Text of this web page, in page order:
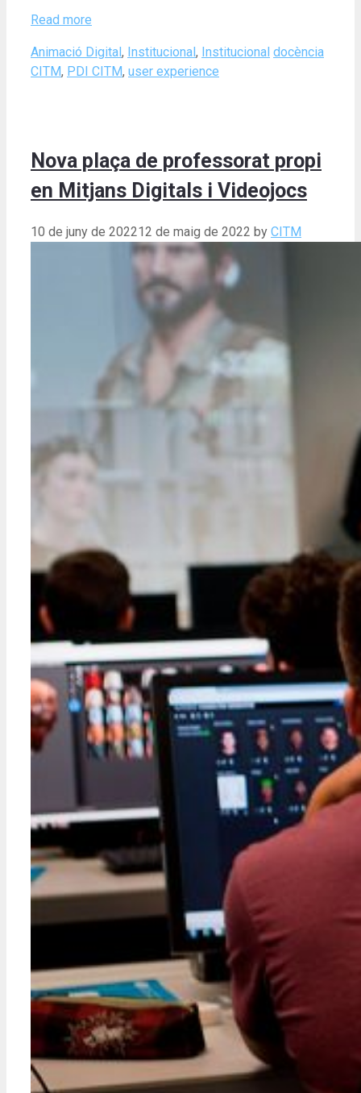
Read more
Categories
Animació Digital, Institucional, Institucional Tags
docència
CITM, PDI CITM, user experience
Nova plaça de professorat propi
en Mitjans Digitals i Videojocs
10 de juny de 202212 de maig de 2022 by CITM